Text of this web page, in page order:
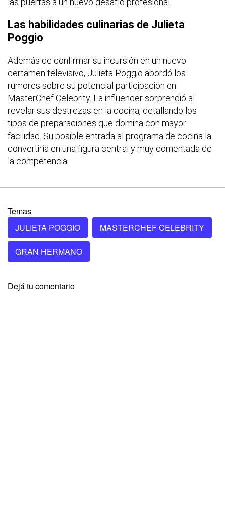
Las habilidades culinarias de Julieta
Poggio
Además de confirmar su incursión en un nuevo
certamen televisivo, Julieta Poggio abordó los
rumores sobre su potencial participación en
MasterChef Celebrity. La influencer sorprendió al
revelar sus destrezas en la cocina, detallando los
tipos de preparaciones que domina con mayor
facilidad. Su posible entrada al programa de cocina la
convertiría en una figura central y muy comentada de
la competencia.
Temas
JULIETA POGGIO
MASTERCHEF CELEBRITY
GRAN HERMANO
Dejá tu comentario